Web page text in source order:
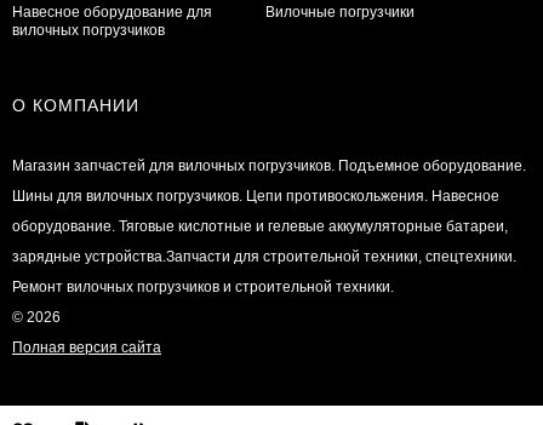
Навесное оборудование для
вилочных погрузчиков
Вилочные погрузчики
О КОМПАНИИ
Магазин запчастей для вилочных погрузчиков. Подъемное оборудование.
Шины для вилочных погрузчиков. Цепи противоскольжения. Навесное
оборудование. Тяговые кислотные и гелевые аккумуляторные батареи,
зарядные устройства.Запчасти для строительной техники, спецтехники.
Ремонт вилочных погрузчиков и строительной техники.
© 2026
Полная версия сайта